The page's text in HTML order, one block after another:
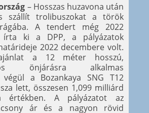
– Hosszas huzavona után
szállít trolibuszokat a török
A tendert még 2022
írta ki a DPP, a pályázatok
2022 decembere volt.
a 12 méter hosszú,
önjárásra alkalmas
a Bozankaya SNG T12
lett, összesen 1,099 milliárd
értékben. A pályázatot az
ár és a nagyon rövid